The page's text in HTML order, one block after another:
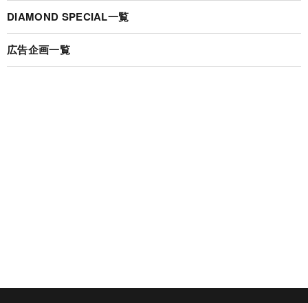
DIAMOND SPECIAL一覧
広告企画一覧